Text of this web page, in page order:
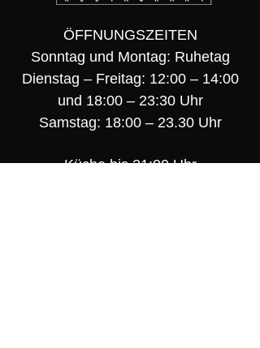
ÖFFNUNGSZEITEN
Sonntag und Montag: Ruhetag
Dienstag – Freitag: 12:00 – 14:00
und 18:00 – 23:30 Uhr
Samstag: 18:00 – 23.30 Uhr
Küche bis 21:00 Uhr